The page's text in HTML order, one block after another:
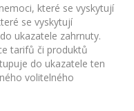
které se vyskytují
se vyskytují
ukazatele zahrnuty.
tarifů či produktů
do ukazatele ten
volitelného